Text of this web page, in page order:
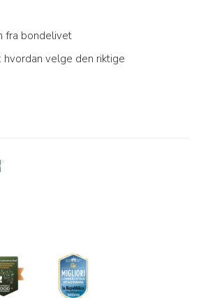
fra bondelivet
hvordan velge den riktige